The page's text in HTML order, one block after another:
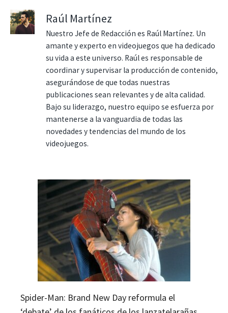
Raúl Martínez
Nuestro Jefe de Redacción es Raúl Martínez. Un
amante y experto en videojuegos que ha dedicado
su vida a este universo. Raúl es responsable de
coordinar y supervisar la producción de contenido,
asegurándose de que todas nuestras
publicaciones sean relevantes y de alta calidad.
Bajo su liderazgo, nuestro equipo se esfuerza por
mantenerse a la vanguardia de todas las
novedades y tendencias del mundo de los
videojuegos.
Spider-Man: Brand New Day reformula el